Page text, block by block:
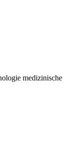
medizinische